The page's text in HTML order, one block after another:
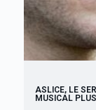
ASLICE, LE
MUSICAL